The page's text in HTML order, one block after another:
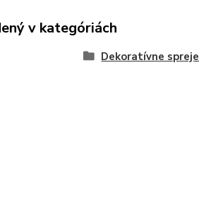
v kategóriách
Dekoratívne spreje